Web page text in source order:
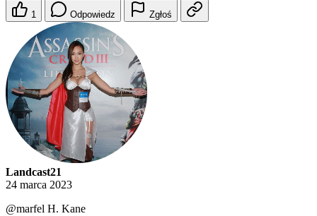
1 Odpowiedz Zgłoś
Landcast21
24 marca 2023
@marfel H. Kane